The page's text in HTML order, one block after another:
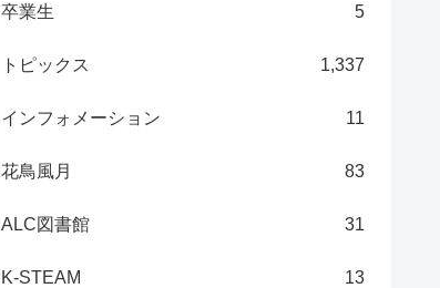
卒業生 5
トピックス 1,337
インフォメーション 11
花鳥風月 83
ALC図書館 31
K-STEAM 13